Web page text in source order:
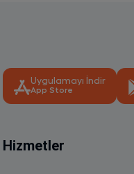
Uygulamayı İndir
App Store
Hizmetler